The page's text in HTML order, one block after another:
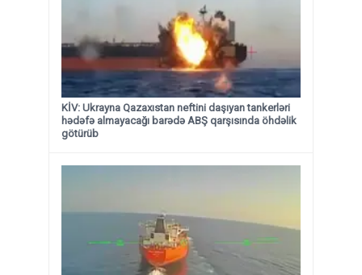
KİV: Ukrayna Qazaxıstan neftini daşıyan tankerləri
hədəfə almayacağı barədə ABŞ qarşısında öhdəlik
götürüb